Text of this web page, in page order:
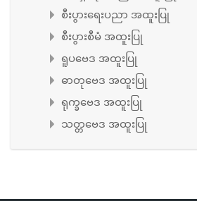
စီးပွားရေးပညာ အထူးပြု
စီးပွားစီမံ အထူးပြု
ရူပဗေဒ အထူးပြု
ဓာတုဗေဒ အထူးပြု
ရုက္ခဗေဒ အထူးပြု
သတ္တဗေဒ အထူးပြု